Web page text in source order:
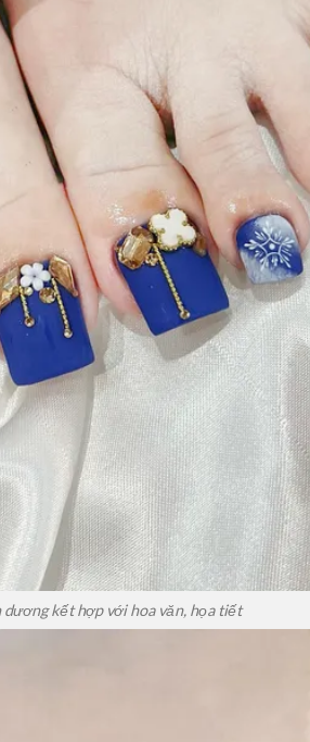
dương kết hợp với hoa văn, họa tiết